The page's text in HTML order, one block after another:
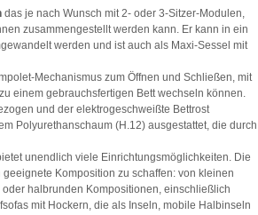
das je nach Wunsch mit 2- oder 3-Sitzer-Modulen,
zusammengestellt werden kann. Er kann in ein
werden und ist auch als Maxi-Sessel mit
Mechanismus zum Öffnen und Schließen, mit
einem gebrauchsfertigen Bett wechseln können.
und der elektrogeschweißte Bettrost
Polyurethanschaum (H.12) ausgestattet, die durch
unendlich viele Einrichtungsmöglichkeiten. Die
Komposition zu schaffen: von kleinen
halbrunden Kompositionen, einschließlich
mit Hockern, die als Inseln, mobile Halbinseln